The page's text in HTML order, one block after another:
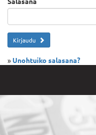
Kirjaudu
» Unohtuiko salasana?